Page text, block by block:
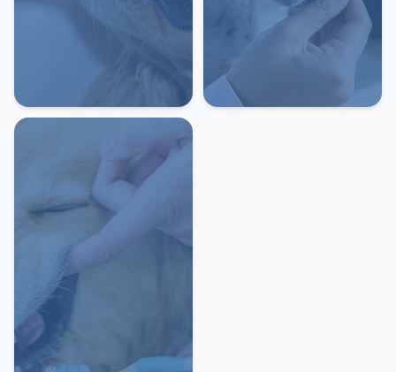
ПАЦІЄНТУ
Правила прийому в мережі ветеринарних клінік
Ласкавий Ветеринар
Шановні власники тварин! Вся наша робота
спрямована на профілактику захворювань та
лікування тварин. Для надання якісних послуг, та
уникнення черг, прийоми ведуться за попереднім
записом. Це дозволяє краще спланувати робочий
час ветеринарних лікарів, і більш глибоко підійти
до проблеми Вашої тварини.
Загальні правила відвідування